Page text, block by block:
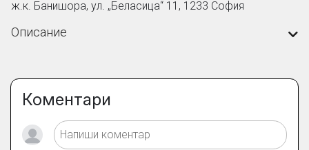
ж.к. Банишора, ул. „Беласица“ 11, 1233 София
Описание
Коментари